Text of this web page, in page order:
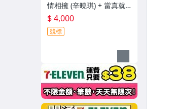
情相擁 (辛曉琪) + 當真就
好 (陳淑樺) 滾石唱片 台灣
版 播映用宣傳單曲 錄影帶
VHS (非CD錄音帶卡帶)
$ 4,000
競標